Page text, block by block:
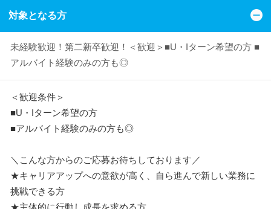
対象となる方
未経験歓迎！第二新卒歓迎！＜歓迎＞■U・Iターン希望の方 ■
アルバイト経験のみの方も◎
＜歓迎条件＞
■U・Iターン希望の方
■アルバイト経験のみの方も◎
＼こんな方からのご応募お待ちしております／
★キャリアアップへの意欲が高く、自ら進んで新しい業務に
挑戦できる方
★主体的に行動し成長を求める方